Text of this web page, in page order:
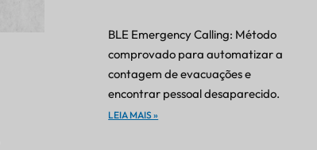
BLE Emergency Calling: Método
comprovado para automatizar a
contagem de evacuações e
encontrar pessoal desaparecido.
LEIA MAIS »